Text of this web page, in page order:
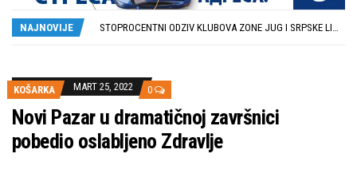
NAJNOVIJE
U SUBOTU PRIPREMNA UTAKMICA IZMEĐU DUBOČICE 54 I NIŠKOG ŽELEZNIČARA
KOŠARKA MART 25, 2022 0
Novi Pazar u dramatičnoj završnici
pobedio oslabljeno Zdravlje